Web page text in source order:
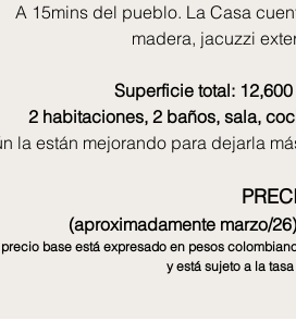
A 15mins del pueblo. La Casa
madera, jacuzzi
Superficie total:
2 habitaciones, 2 baños, sala,
la están mejorando para dejarla
(aproximadamente marzo/
base está expresado en pesos
y está sujeto a la